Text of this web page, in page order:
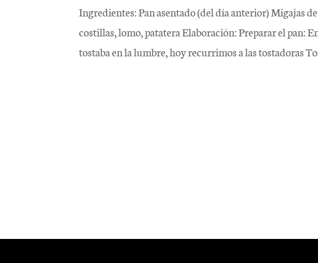
Ingredientes: Pan asentado (del día anterior) Migajas
costillas, lomo, patatera Elaboración: Preparar el pan:
tostaba en la lumbre, hoy recurrimos a las tostadoras